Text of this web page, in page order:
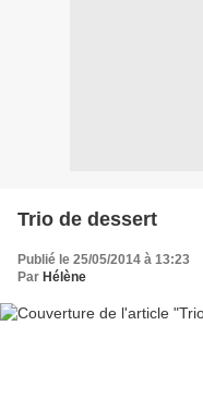
Trio de dessert
Publié le 25/05/2014 à 13:23
Par Hélène